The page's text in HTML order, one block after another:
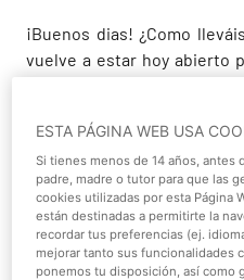
¡Buenos dias! ¿Como
vuelve a estar hoy abierto
este os va a interesar
de una atracción a la
cariño y respeto, a
Venganza del Enigma, la
alta de Europa, con nada
hasta lo más alto, y 100
ESTA PÁGINA WEB USA
Si tienes menos de 14 años, antes
padre, madre o tutor para que las
cookies utilizadas por esta Página
están destinadas a permitirte la
recordar tus preferencias (ej.
mejorar tanto sus funcionalidades
ponemos tu disposición, así como